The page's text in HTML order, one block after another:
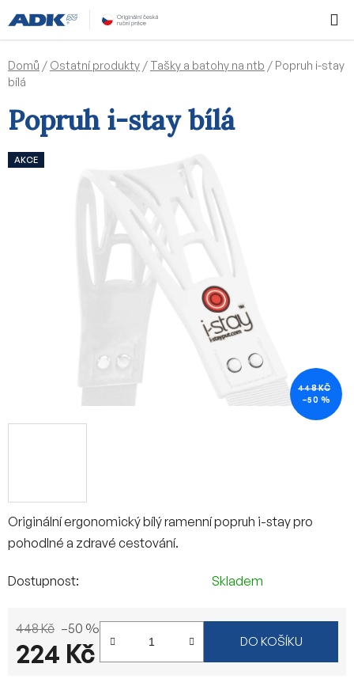
na
obsah
KOŠÍK
Domů / Ostatní produkty / Tašky a batohy na ntb / Popruh i-stay
bílá
Originální ergonomický bílý ramenní popruh i-stay pro
pohodlné a zdravé cestování.
Dostupnost Skladem
448 Kč –50 %
224 Kč DO KOŠÍKU
Popruh i-stay bílá
AKCE
448 KČ
–50 %